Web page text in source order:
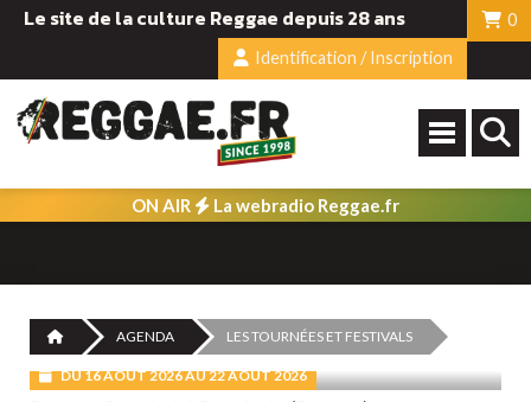
Le site de la culture Reggae depuis 28 ans
0
Identification / Inscription
ON AIR La webradio Reggae.fr
AGENDA LES TOURNÉES ET FESTIVALS
DU 16 AOÛT 2026 AU 22 AOÛT 2026